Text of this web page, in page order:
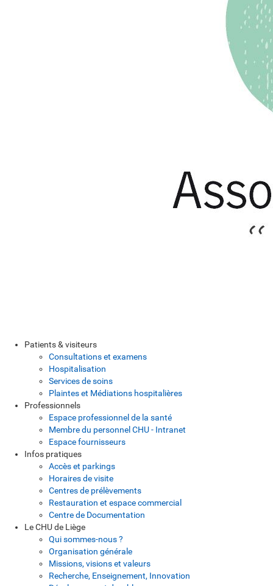
Patients & visiteurs
Consultations et examens
Hospitalisation
Services de soins
Plaintes et Médiations hospitalières
Professionnels
Espace professionnel de la santé
Membre du personnel CHU - Intranet
Espace fournisseurs
Infos pratiques
Accès et parkings
Horaires de visite
Centres de prélèvements
Restauration et espace commercial
Centre de Documentation
Le CHU de Liège
Qui sommes-nous ?
Organisation générale
Missions, visions et valeurs
Recherche, Enseignement, Innovation